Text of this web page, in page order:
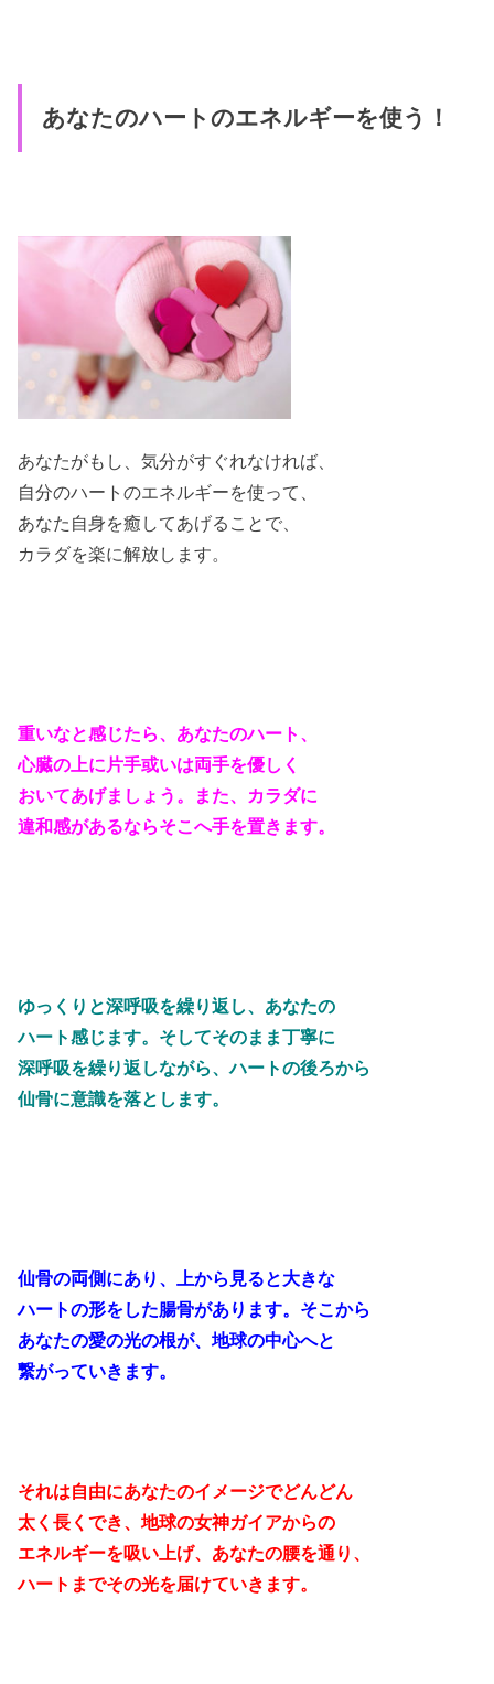
あなたのハートのエネルギーを使う！
あなたがもし、気分がすぐれなければ、
自分のハートのエネルギーを使って、
あなた自身を癒してあげることで、
カラダを楽に解放します。
重いなと感じたら、あなたのハート、
心臓の上に片手或いは両手を優しく
おいてあげましょう。また、カラダに
違和感があるならそこへ手を置きます。
ゆっくりと深呼吸を繰り返し、あなたの
ハート感じます。そしてそのまま丁寧に
深呼吸を繰り返しながら、ハートの後ろから
仙骨に意識を落とします。
仙骨の両側にあり、上から見ると大きな
ハートの形をした腸骨があります。そこから
あなたの愛の光の根が、地球の中心へと
繋がっていきます。
それは自由にあなたのイメージでどんどん
太く長くでき、地球の女神ガイアからの
エネルギーを吸い上げ、あなたの腰を通り、
ハートまでその光を届けていきます。